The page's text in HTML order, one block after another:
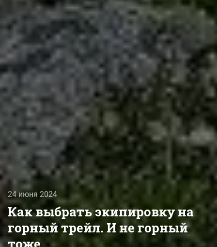
24 июня 2024
Как выбрать экипировку на
горный трейл. И не горный
тоже